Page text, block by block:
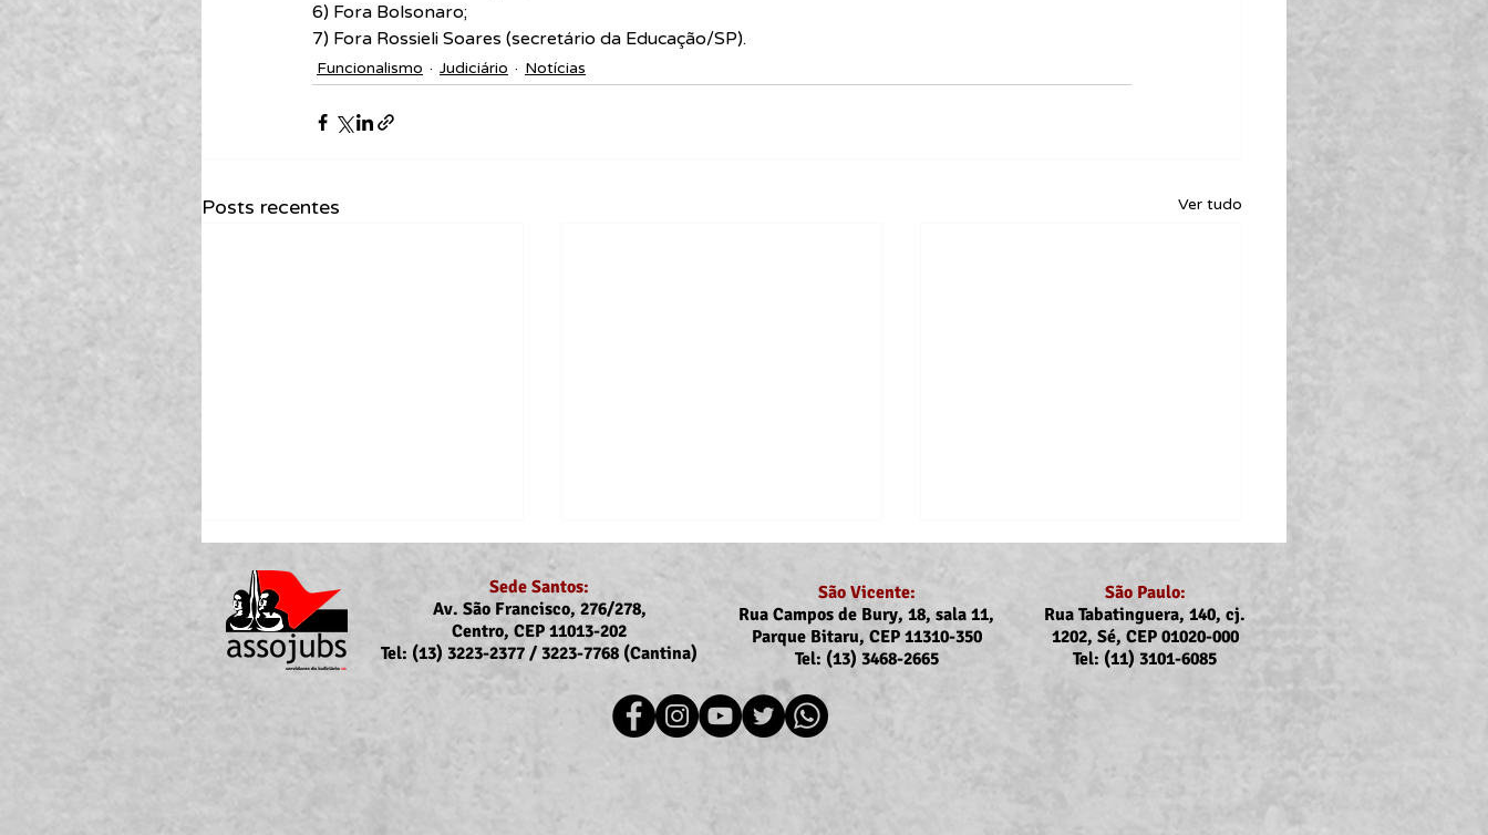
6) Fora Bolsonaro;
7) Fora Rossieli Soares (secretário da Educação/SP).
Funcionalismo Judiciário Notícias
Posts recentes Ver tudo
Portaria Nº 10.855/2026
sobre a atualização da
Recomposição do auxílio-
Sede Santos:
Av. São Francisco, 276/278,
Centro, CEP 11013-202
Tel: (13) 3223-2377 / 3223-7768 (Cantina)
São Vicente:
Rua Campos de Bury, 18, sala 11,
Parque Bitaru, CEP 11310-350
Tel: (13) 3468-2665
São Paulo:
Rua Tabatinguera, 140, cj.
1202, Sé, CEP 01020-000
Tel: (11) 3101-6085